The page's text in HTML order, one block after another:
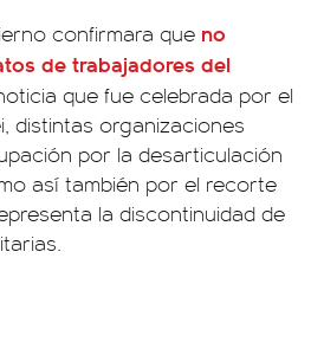
confirmara que no
de trabajadores del
que fue celebrada por el
distintas organizaciones
por la desarticulación
así también por el recorte
la discontinuidad de